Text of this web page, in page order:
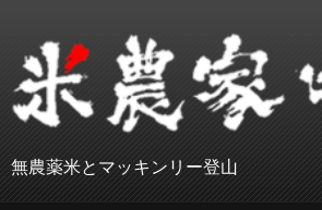
無農薬米とマッキンリー登山